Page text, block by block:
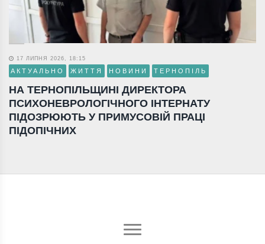
17 ЛИПНЯ 2026, 18:15
АКТУАЛЬНО ЖИТТЯ НОВИНИ ТЕРНОПІЛЬ
НА ТЕРНОПІЛЬЩИНІ ДИРЕКТОРА
ПСИХОНЕВРОЛОГІЧНОГО ІНТЕРНАТУ
ПІДОЗРЮЮТЬ У ПРИМУСОВІЙ ПРАЦІ
ПІДОПІЧНИХ